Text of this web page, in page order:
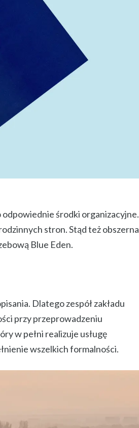
środki organizacyjne.
stron. Stąd też obszerna
Blue Eden.
Dlatego zespół zakładu
przy przeprowadzeniu
w pełni realizuje usługę
wszelkich formalności.